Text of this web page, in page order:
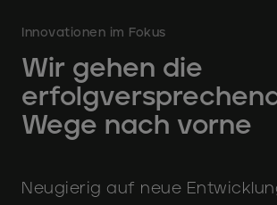
Innovationen im Fokus
Wir gehen die
Wege nach vorne
Neugierig auf neue